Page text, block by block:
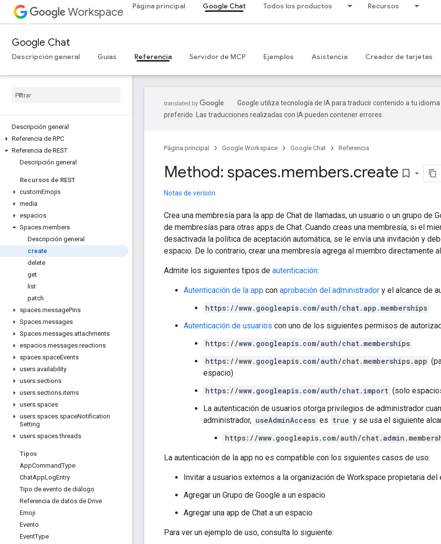
Workspace Página principal Google Chat Todos los productos Recursos
Google Chat
Descripción general Guías Referencia Servidor de MCP Ejemplos Asistencia Creador de tarjetas
Descripción general
Referencia de RPC
Referencia de REST
Descripción general
Recursos de REST
customEmojis
media
espacios
Spaces.members
Descripción general
create
delete
get
list
patch
spaces.messagePins
Spaces.messages
Spaces.messages.attachments
espacios.messages.reactions
spaces.spaceEvents
users.availability
users.sections
users.sections.items
users.spaces
users.spaces.spaceNotification
Setting
users.spaces.threads
Tipos
AppCommandType
ChatAppLogEntry
Tipo de evento de diálogo
Referencia de datos de Drive
Emoji
Evento
EventType
Google utiliza tecnología de IA para traducir contenido a tu idioma
preferido. Las traducciones realizadas con IA pueden contener errores.
Página principal Google Workspace Google Chat Referencia
Method: spaces.members.create bookmark_border
Notas de versión
Crea una membresía para la app de Chat de llamadas, un usuario o un grupo de
de membresías para otras apps de Chat. Cuando creas una membresía, si el
desactivada la política de aceptación automática, se le envía una invitación y
espacio. De lo contrario, crear una membresía agrega al miembro directamente
Admite los siguientes tipos de autenticación:
Autenticación de la app con aprobación del administrador y el alcance de
https://www.googleapis.com/auth/chat.app.memberships
Autenticación de usuarios con uno de los siguientes permisos de
https://www.googleapis.com/auth/chat.memberships
https://www.googleapis.com/auth/chat.memberships.app
espacio)
https://www.googleapis.com/auth/chat.import (solo
La autenticación de usuarios otorga privilegios de administrador
administrador, useAdminAccess es true y se usa el siguiente
https://www.googleapis.com/auth/
La autenticación de la app no es compatible con los siguientes casos de uso:
Invitar a usuarios externos a la organización de Workspace propietaria del
Agregar un Grupo de Google a un espacio
Agregar una app de Chat a un espacio
Para ver un ejemplo de uso, consulta lo siguiente: